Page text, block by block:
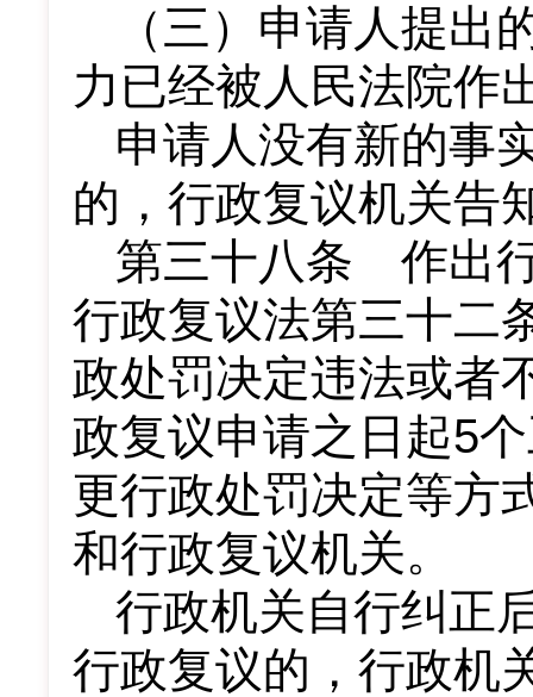
（三）申请人提出
力已经被人民法院作
申请人没有新的事
的，行政复议机关告
第三十八条 作出
行政复议法第三十二
政处罚决定违法或者
政复议申请之日起5
更行政处罚决定等方
和行政复议机关。
行政机关自行纠正
行政复议的，行政机